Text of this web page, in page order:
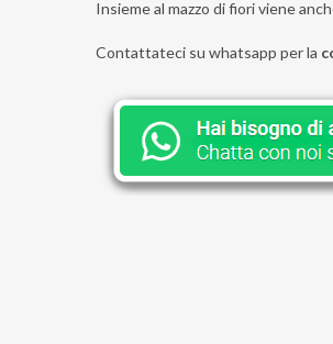
Insieme al mazzo di fiori viene
Contattateci su whatsapp per la